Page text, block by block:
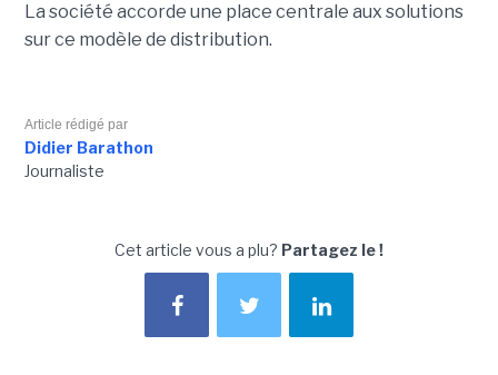
La société accorde une place centrale aux solutions
sur ce modèle de distribution.
Article rédigé par
Didier Barathon
Journaliste
Cet article vous a plu? Partagez le !